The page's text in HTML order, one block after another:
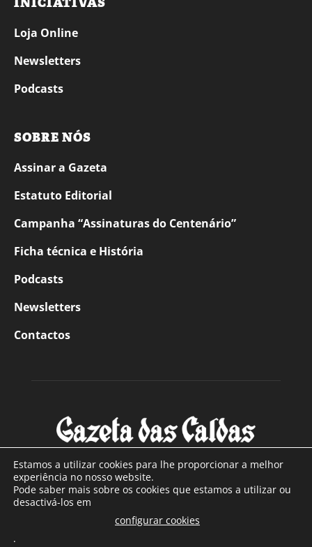
Loja Online
Newsletters
Podcasts
SOBRE NÓS
Assinar a Gazeta
Estatuto Editorial
Campanha “Assinaturas do Centenário”
Ficha técnica e História
Podcasts
Newsletters
Contactos
SOBRE NÓS
Com sede nas Caldas da Rainha e mais de 90 anos de
Estamos a utilizar cookies para lhe proporcionar a melhor
experiência no nosso website.
Pode saber mais sobre os cookies que estamos a utilizar ou
desactivá-los em
configurar cookies
.